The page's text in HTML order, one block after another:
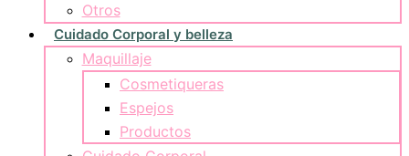
Otros
Cuidado Corporal y belleza
Maquillaje
Cosmetiqueras
Espejos
Productos